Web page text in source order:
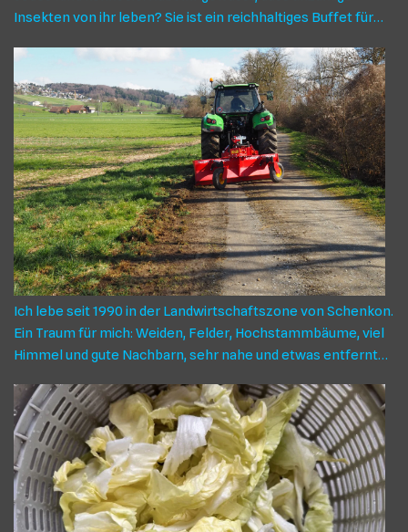
Insekten von ihr leben? Sie ist ein reichhaltiges Buffet für
Käfer. Es lohnt sich ich, ihr im Garten einen Platz zu geben
und ihr diesen zu lassen, bis sie verblüht. In jeder
Lebensphase ist sie für die Insekten wichtig – die Margerite.
BERICHT EINES KOSTENLOSEN G(A)RTEN-COACHINGS AUF
DEM TANNBERG, geführt von Roger Eggenschwiler,
begleitet und dokumentiert von Marianne Steiner Blumen-
und Gras Die Besichtigung des Umschwungs von Robert Muri
in Tann begann mit den Margeriten auf einem Blätz
ungemähter Wiese. Früher sagte man, das sei eine
ungepflegte Ecke, heute ist klar, dieses Stück Land ist
ökologisch wertvoll, nicht nur wegen den Margeriten. Es ist
die Vielfalt der Pflanzen, die es ausmacht: Blühende Gräser,
Witwenblumen, wilde Rüebli, Schafgarben, Kleearten,
Wiesensalbei, Flockenblumen. Ruderalflur mit Wildstauden
Ein paar Schritte weiter wächst es nur spärlich: Eine Kamille,
Gräser, Hornklee. Da stand früher ein Container, berichtet
Robert Muri. Der Boden ist karg. Ideal für eine Ruderalfläche
mit Pionierpflanzen, wie sie in Kiesgruben wachsen. Diese
Fläche kann mit Wandkies oder Grubensand aufgewertet
und mit Wildstauden bepflanzt werden: Weidenblättriges
Ochsenauge, FeldThymian, Natternkopf, wilde Karde,
Muskateller Salbei. Die Samen dazu lassen sich gut in der
Ich lebe seit 1990 in der Landwirtschaftszone von Schenkon.
Ein Traum für mich: Weiden, Felder, Hochstammbäume, viel
Himmel und gute Nachbarn, sehr nahe und etwas entfernter
gebaut wurden, verbinden uns alle. Alle, dass sind wir, die
Land an den Strassen haben – Landwirtsschaftsland
wohlverstanden, Land, welches bearbeitet wird. Ich bin
durch die Strassen und viele Begegnungen im Alltag auch mit
Arnolds verbunden und: Sie haben unseren Superkater Smo
grossgezogen, 12 Wochen lang, danach hat das Zepter bei